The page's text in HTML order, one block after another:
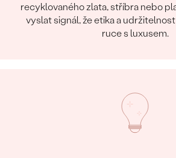
recyklovaného zlata, stříbra nebo
vyslat signál, že etika a
ruce s luxusem.